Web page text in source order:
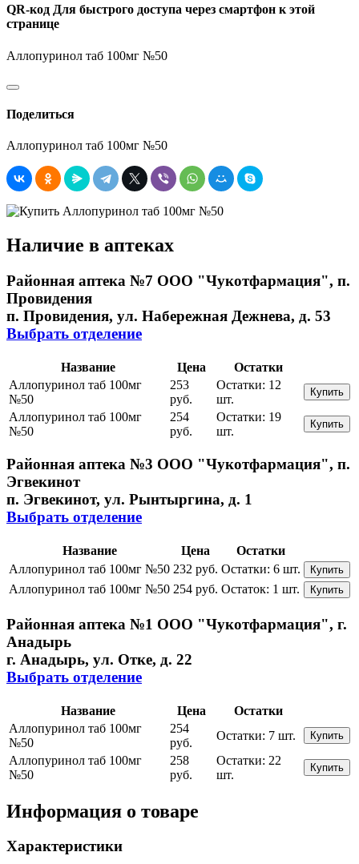
QR-код Для быстрого доступа через смартфон к этой
странице
Аллопуринол таб 100мг №50
Поделиться
Аллопуринол таб 100мг №50
Наличие в аптеках
Районная аптека №7 ООО "Чукотфармация", п.
Провидения
п. Провидения, ул. Набережная Дежнева, д. 53
Выбрать отделение
Название Цена
Остатки
Аллопуринол таб 100мг
№50
253
руб.
Остатки: 12
шт.
Купить
Аллопуринол таб 100мг
№50
254
руб.
Остатки: 19
шт.
Купить
Районная аптека №3 ООО "Чукотфармация", п.
Эгвекинот
п. Эгвекинот, ул. Рынтыргина, д. 1
Выбрать отделение
Название Цена
Остатки
Аллопуринол таб 100мг №50 232 руб. Остатки: 6 шт. Купить
Аллопуринол таб 100мг №50 254 руб. Остаток: 1 шт. Купить
Районная аптека №1 ООО "Чукотфармация", г.
Анадырь
г. Анадырь, ул. Отке, д. 22
Выбрать отделение
Название Цена
Остатки
Аллопуринол таб 100мг
№50
254
руб.
Остатки: 7 шт. Купить
Аллопуринол таб 100мг
№50
258
руб.
Остатки: 22
шт.
Купить
Информация о товаре
Характеристики